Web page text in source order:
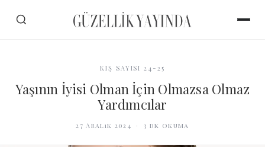
KIŞ SAYISI 24-25
Yaşının İyisi Olman İçin Olmazsa Olmaz
Yardımcılar
27 Aralık 2024 ·3 dk okuma